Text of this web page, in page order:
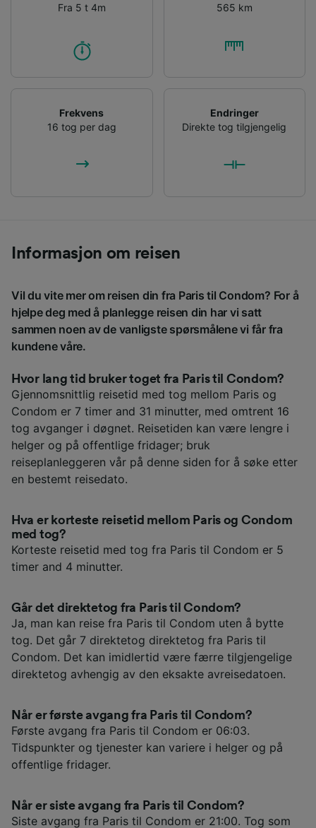
Fra 5 t 4m
565 km
Frekvens
16 tog per dag
Endringer
Direkte tog tilgjengelig
Informasjon om reisen
Vil du vite mer om reisen din fra Paris til Condom? For å
hjelpe deg med å planlegge reisen din har vi satt
sammen noen av de vanligste spørsmålene vi får fra
kundene våre.
Hvor lang tid bruker toget fra Paris til Condom?
Gjennomsnittlig reisetid med tog mellom Paris og
Condom er 7 timer and 31 minutter, med omtrent 16
tog avganger i døgnet. Reisetiden kan være lengre i
helger og på offentlige fridager; bruk
reiseplanleggeren vår på denne siden for å søke etter
en bestemt reisedato.
Hva er korteste reisetid mellom Paris og Condom
med tog?
Korteste reisetid med tog fra Paris til Condom er 5
timer and 4 minutter.
Går det direktetog fra Paris til Condom?
Ja, man kan reise fra Paris til Condom uten å bytte
tog. Det går 7 direktetog direktetog fra Paris til
Condom. Det kan imidlertid være færre tilgjengelige
direktetog avhengig av den eksakte avreisedatoen.
Når er første avgang fra Paris til Condom?
Første avgang fra Paris til Condom er 06:03.
Tidspunkter og tjenester kan variere i helger og på
offentlige fridager.
Når er siste avgang fra Paris til Condom?
Siste avgang fra Paris til Condom er 21:00. Tog som